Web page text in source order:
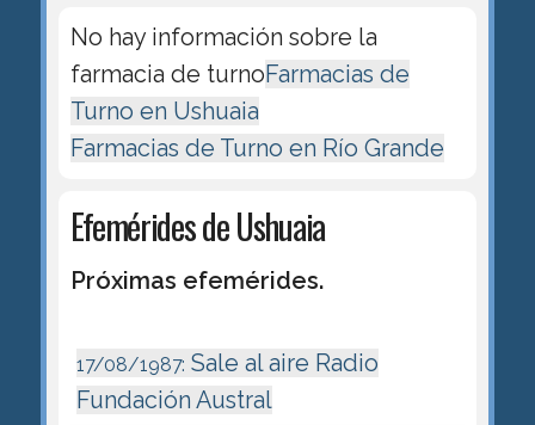
No hay información sobre la
farmacia de turnoFarmacias de
Turno en Ushuaia
Farmacias de Turno en Río Grande
Efemérides de Ushuaia
Próximas efemérides.
17/08/1987: Sale al aire Radio
Fundación Austral